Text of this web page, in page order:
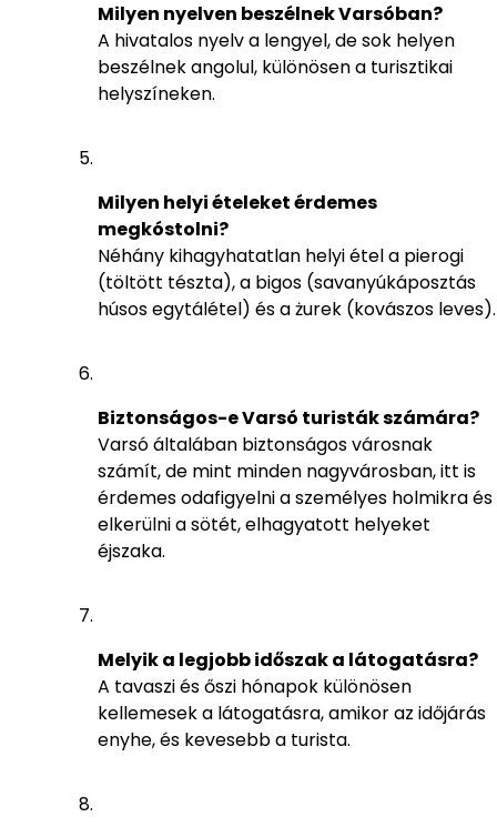
Milyen nyelven beszélnek Varsóban?
A hivatalos nyelv a lengyel, de sok helyen
beszélnek angolul, különösen a turisztikai
helyszíneken.
Milyen helyi ételeket érdemes
megkóstolni?
Néhány kihagyhatatlan helyi étel a pierogi
(töltött tészta), a bigos (savanyúkáposztás
húsos egytálétel) és a żurek (kovászos leves).
Biztonságos-e Varsó turisták számára?
Varsó általában biztonságos városnak
számít, de mint minden nagyvárosban, itt is
érdemes odafigyelni a személyes holmikra és
elkerülni a sötét, elhagyatott helyeket
éjszaka.
Melyik a legjobb időszak a látogatásra?
A tavaszi és őszi hónapok különösen
kellemesek a látogatásra, amikor az időjárás
enyhe, és kevesebb a turista.